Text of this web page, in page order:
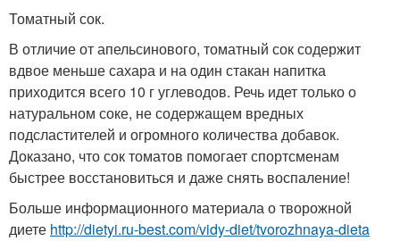
Томатный сок.
В отличие от апельсинового, томатный сок содержит
вдвое меньше сахара и на один стакан напитка
приходится всего 10 г углеводов. Речь идет только о
натуральном соке, не содержащем вредных
подсластителей и огромного количества добавок.
Доказано, что сок томатов помогает спортсменам
быстрее восстановиться и даже снять воспаление!
Больше информационного материала о творожной
диете http://dietyi.ru-best.com/vidy-diet/tvorozhnaya-dieta